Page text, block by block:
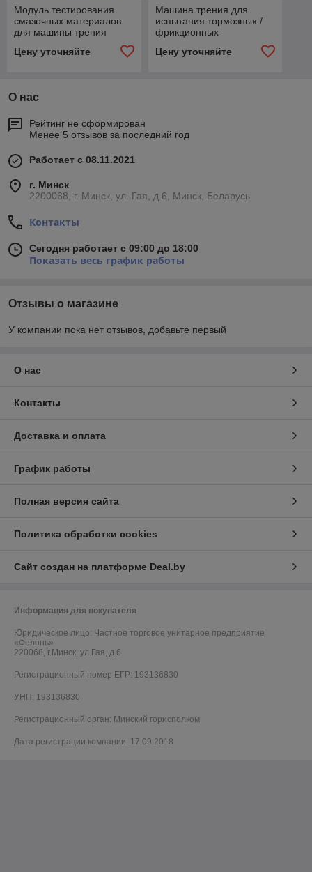
Модуль тестирования
смазочных материалов
для машины трения
Цену уточняйте
Машина трения для
испытания тормозных /
фрикционных
Цену уточняйте
О нас
Рейтинг не сформирован
Менее 5 отзывов за последний год
Работает с 08.11.2021
г. Минск
2200068, г. Минск, ул. Гая, д.6, Минск, Беларусь
Контакты
Сегодня работает с 09:00 до 18:00
Показать весь график работы
Отзывы о магазине
У компании пока нет отзывов, добавьте первый
О нас
Контакты
Доставка и оплата
График работы
Полная версия сайта
Политика обработки cookies
Сайт создан на платформе Deal.by
Информация для покупателя
Юридическое лицо: Частное торговое унитарное предприятие
«Фелонь»
220068, г.Минск, ул.Гая, д.6
Регистрационный номер ЕГР: 193136830
УНП: 193136830
Регистрационный орган: Минский горисполком
Дата регистрации компании: 17.09.2018